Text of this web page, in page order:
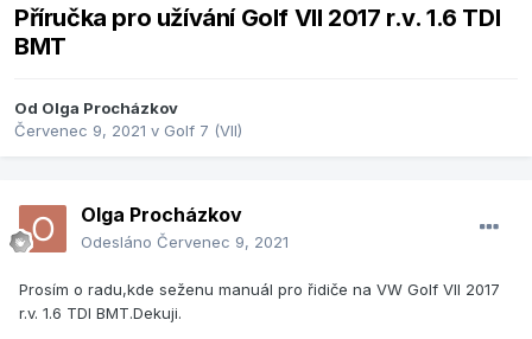
Příručka pro užívání Golf VII 2017 r.v. 1.6 TDI
BMT
Od Olga Procházkov
Červenec 9, 2021 v Golf 7 (VII)
Olga Procházkov
Odesláno Červenec 9, 2021
Prosím o radu,kde seženu manuál pro řidiče na VW Golf VII 2017
r.v. 1.6 TDI BMT.Dekuji.